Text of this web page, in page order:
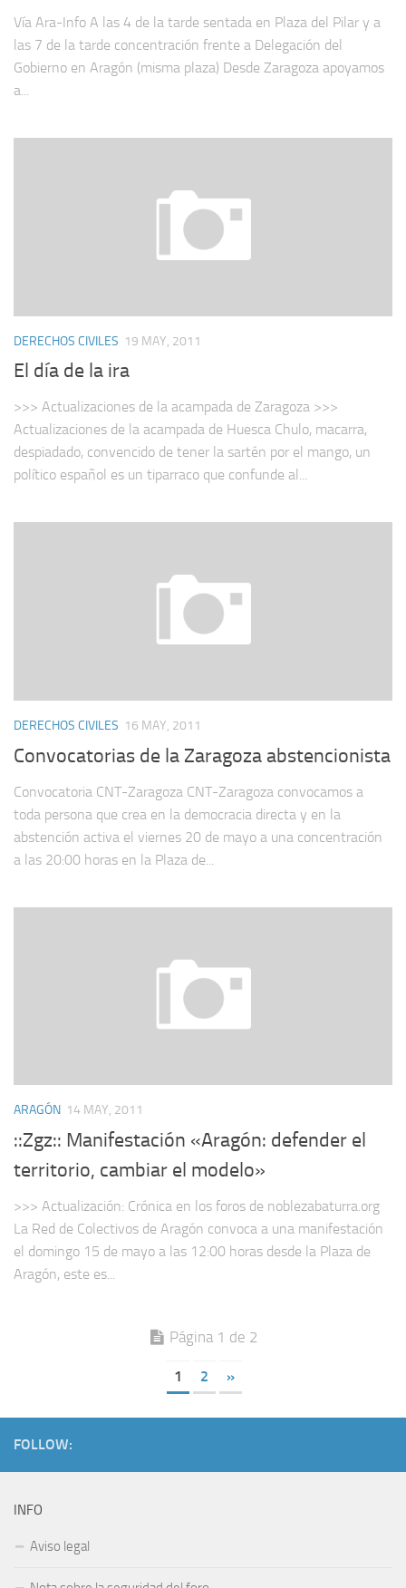
Vía Ara-Info A las 4 de la tarde sentada en Plaza del Pilar y a
las 7 de la tarde concentración frente a Delegación del
Gobierno en Aragón (misma plaza) Desde Zaragoza apoyamos
a...
DERECHOS CIVILES 19 MAY, 2011
El día de la ira
>>> Actualizaciones de la acampada de Zaragoza >>>
Actualizaciones de la acampada de Huesca Chulo, macarra,
despiadado, convencido de tener la sartén por el mango, un
político español es un tiparraco que confunde al...
DERECHOS CIVILES 16 MAY, 2011
Convocatorias de la Zaragoza abstencionista
Convocatoria CNT-Zaragoza CNT-Zaragoza convoca­mos a
toda persona que crea en la democracia directa y en la
abstención activa el viernes 20 de mayo a una concentra­ción
a las 20:00 horas en la Plaza de...
ARAGÓN 14 MAY, 2011
::Zgz:: Manifestación «Aragón: defender el
territorio, cambiar el modelo»
>>> Actualización: Crónica en los foros de noblezabaturra.org
La Red de Colectivos de Aragón convoca a una manifestación
el domingo 15 de mayo a las 12:00 horas desde la Plaza de
Aragón, este es...
Página 1 de 2
1 2 »
FOLLOW:
INFO
Aviso legal